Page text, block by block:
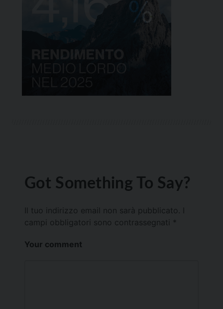
Got Something To Say?
Il tuo indirizzo email non sarà pubblicato.
campi obbligatori sono contrassegnati *
Your comment